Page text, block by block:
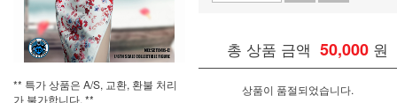
** 특가 상품은 A/S, 교환, 환불 처리
가 불가합니다. **
총 상품 금액 50,000 원
상품이 품절되었습니다.